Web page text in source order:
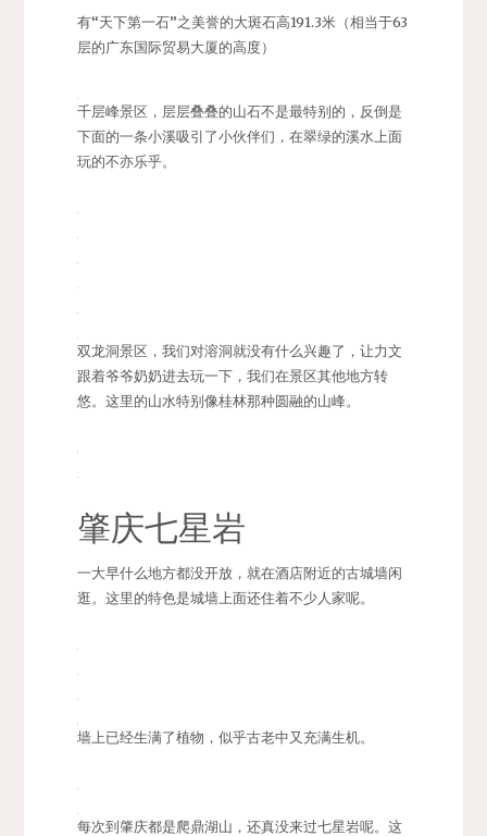
有“天下第一石”之美誉的大斑石高191.3米（相当于63
层的广东国际贸易大厦的高度）
千层峰景区，层层叠叠的山石不是最特别的，反倒是
下面的一条小溪吸引了小伙伴们，在翠绿的溪水上面
玩的不亦乐乎。
双龙洞景区，我们对溶洞就没有什么兴趣了，让力文
跟着爷爷奶奶进去玩一下，我们在景区其他地方转
悠。这里的山水特别像桂林那种圆融的山峰。
肇庆七星岩
一大早什么地方都没开放，就在酒店附近的古城墙闲
逛。这里的特色是城墙上面还住着不少人家呢。
墙上已经生满了植物，似乎古老中又充满生机。
每次到肇庆都是爬鼎湖山，还真没来过七星岩呢。这